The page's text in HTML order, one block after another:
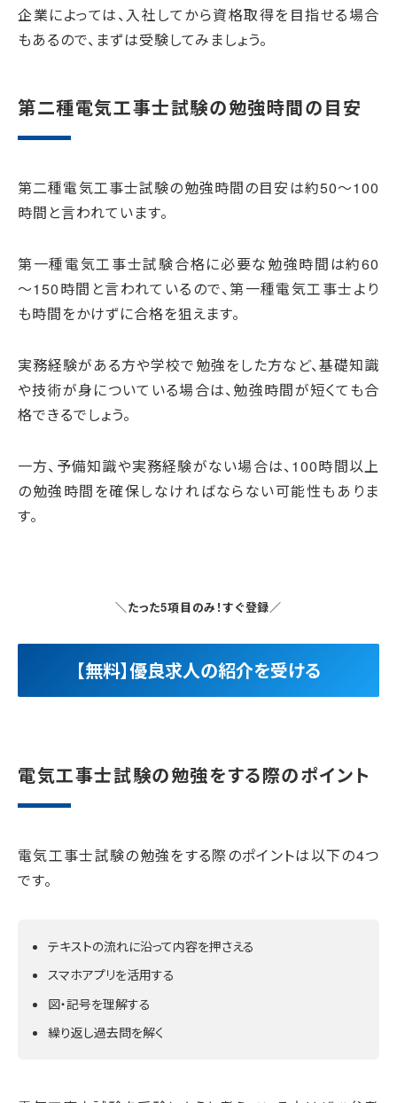
企業によっては、入社してから資格取得を目指せる場合
もあるので、まずは受験してみましょう。
第二種電気工事士試験の勉強時間の目安
第二種電気工事士試験の勉強時間の目安は約50〜100
時間と言われています。
第一種電気工事士試験合格に必要な勉強時間は約60
～150時間と言われているので、第一種電気工事士より
も時間をかけずに合格を狙えます。
実務経験がある方や学校で勉強をした方など、基礎知識
や技術が身についている場合は、勉強時間が短くても合
格できるでしょう。
一方、予備知識や実務経験がない場合は、100時間以上
の勉強時間を確保しなければならない可能性もありま
す。
＼たった5項目のみ！すぐ登録／
【無料】優良求人の紹介を受ける
電気工事士試験の勉強をする際のポイント
電気工事士試験の勉強をする際のポイントは以下の4つ
です。
テキストの流れに沿って内容を押さえる
スマホアプリを活用する
図・記号を理解する
繰り返し過去問を解く